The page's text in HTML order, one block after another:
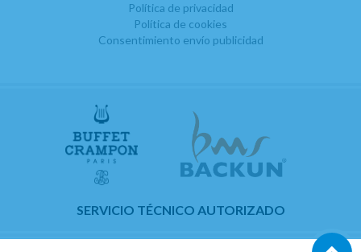
Política de privacidad
Política de cookies
Consentimiento envío publicidad
SERVICIO TÉCNICO AUTORIZADO